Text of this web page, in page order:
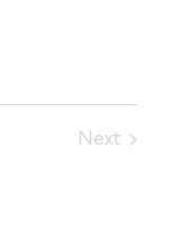
Next